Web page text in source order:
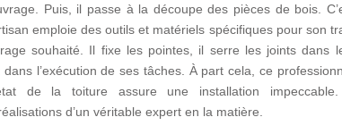
Puis, il passe à la découpe des pièces de bois.
emploie des outils et matériels spécifiques pour son
souhaité. Il fixe les pointes, il serre les joints dans
l’exécution de ses tâches. À part cela, ce
de la toiture assure une installation
d’un véritable expert en la matière.